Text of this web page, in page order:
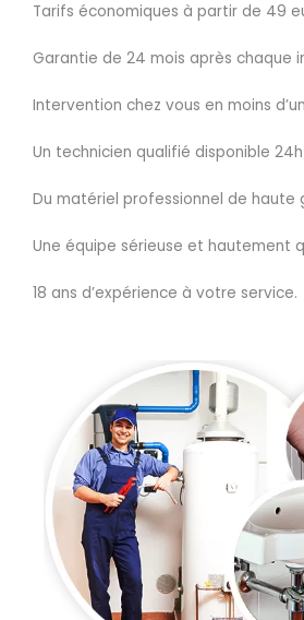
Tarifs économiques à partir de 49
Garantie de 24 mois après chaque
Intervention chez vous en moins
Un technicien qualifié disponible
Du matériel professionnel de haute
Une équipe sérieuse et hautement
18 ans d’expérience à votre service.